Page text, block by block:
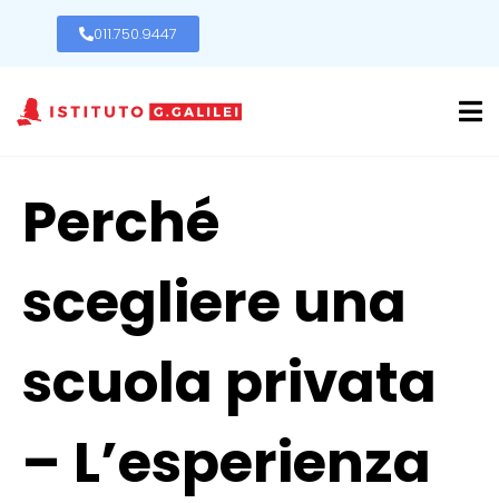
011.750.9447
Perché
scegliere una
scuola privata
– L’esperienza